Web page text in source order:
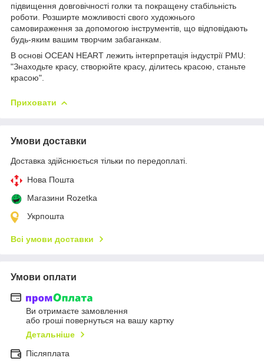
підвищення довговічності голки та покращену стабільність
роботи. Розширте можливості свого художнього
самовираження за допомогою інструментів, що відповідають
будь-яким вашим творчим забаганкам.
В основі OCEAN HEART лежить інтерпретація індустрії PMU:
"Знаходьте красу, створюйте красу, ділитесь красою, станьте
красою".
Приховати
Умови доставки
Доставка здійснюється тільки по передоплаті.
Нова Пошта
Магазини Rozetka
Укрпошта
Всі умови доставки
Умови оплати
Ви отримаєте замовлення
або гроші повернуться на вашу картку
Детальніше
Післяплата